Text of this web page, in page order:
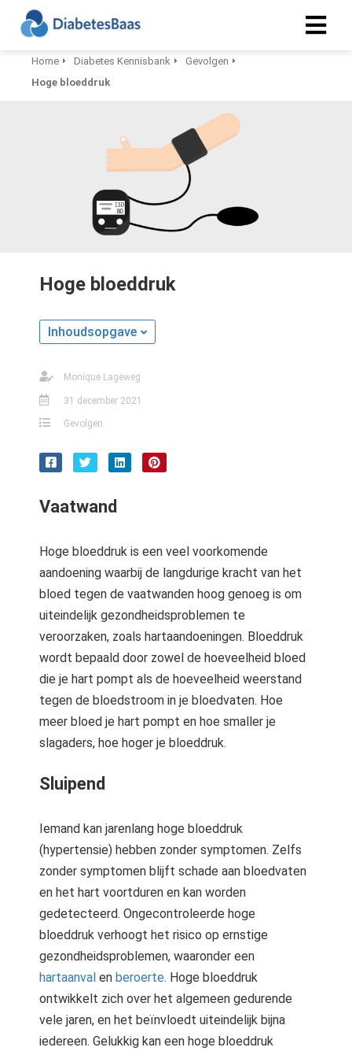
Home Diabetes Kennisbank
Gevolgen
Hoge bloeddruk
Hoge bloeddruk
Inhoudsopgave
Monique Lageweg
31 december 2021
Gevolgen
Vaatwand
Hoge bloeddruk is een veel voorkomende
aandoening waarbij de langdurige kracht van het
bloed tegen de vaatwanden hoog genoeg is om
uiteindelijk gezondheidsproblemen te
veroorzaken, zoals hartaandoeningen. Bloeddruk
wordt bepaald door zowel de hoeveelheid bloed
die je hart pompt als de hoeveelheid weerstand
tegen de bloedstroom in je bloedvaten. Hoe
meer bloed je hart pompt en hoe smaller je
slagaders, hoe hoger je bloeddruk.
Sluipend
Iemand kan jarenlang hoge bloeddruk
(hypertensie) hebben zonder symptomen. Zelfs
zonder symptomen blijft schade aan bloedvaten
en het hart voortduren en kan worden
gedetecteerd. Ongecontroleerde hoge
bloeddruk verhoogt het risico op ernstige
gezondheidsproblemen, waaronder een
hartaanval en beroerte. Hoge bloeddruk
ontwikkelt zich over het algemeen gedurende
vele jaren, en het beïnvloedt uiteindelijk bijna
iedereen. Gelukkig kan een hoge bloeddruk